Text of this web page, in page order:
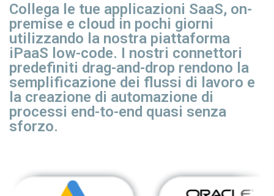
Collega le tue applicazioni SaaS, on-
premise e cloud in pochi giorni
utilizzando la nostra piattaforma
iPaaS low-code. I nostri connettori
predefiniti drag-and-drop rendono la
semplificazione dei flussi di lavoro e
la creazione di automazione di
processi end-to-end quasi senza
sforzo.